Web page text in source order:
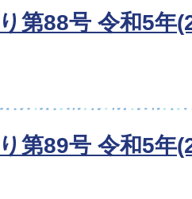
第88号 令和5年
第89号 令和5年